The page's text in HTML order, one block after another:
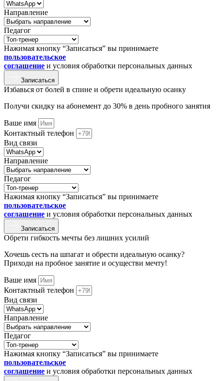
Направление
Педагог
Нажимая кнопку “Записаться” вы принимаете
пользовательское
соглашение и условия обработки персональных данных
Записаться
Избавься от болей в спине и обрети идеальную осанку
Получи скидку на абонемент до 30% в день пробного занятия
Ваше имя
Контактный телефон
Вид связи
Направление
Педагог
Нажимая кнопку “Записаться” вы принимаете
пользовательское
соглашение и условия обработки персональных данных
Записаться
Обрети гибкость мечты без лишних усилий
Хочешь сесть на шпагат и обрести идеальную осанку?
Приходи на пробное занятие и осуществи мечту!
Ваше имя
Контактный телефон
Вид связи
Направление
Педагог
Нажимая кнопку “Записаться” вы принимаете
пользовательское
соглашение и условия обработки персональных данных